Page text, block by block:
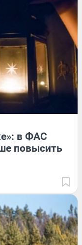
в ФАС
повысить